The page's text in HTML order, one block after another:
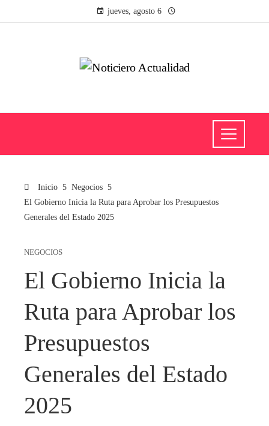
jueves, agosto 6
Inicio
Negocios
El Gobierno Inicia la Ruta para Aprobar los Presupuestos
Generales del Estado 2025
NEGOCIOS
El Gobierno Inicia la
Ruta para Aprobar los
Presupuestos
Generales del Estado
2025